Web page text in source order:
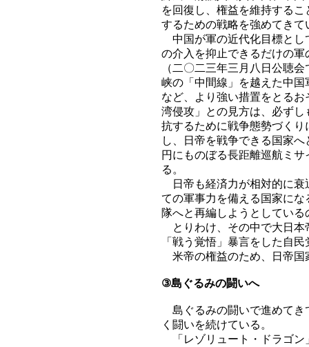
を回復し、権益を維持する
するための戦略を強めてきて
中国が軍の近代化目標とし
の介入を抑止できるだけの
（二〇二三年三月八日公聴
峡の「中間線」を越えた中
など、より強い措置をとる
湾侵攻」との見方は、必ず
抗するために戦争態勢づく
し、日帝を戦争できる国家
円にものぼる長距離巡航ミ
る。
日帝も経済力が相対的に衰
ての軍事力を備える国家に
隊へと再編しようとしてい
とりわけ、その中で大日本
「戦う覚悟」暴言をした自
米帝の権益のため、日帝国
③島ぐるみの闘いへ
島ぐるみの闘いで進めてき
く闘いを続けている。
「レゾリュート・ドラゴン